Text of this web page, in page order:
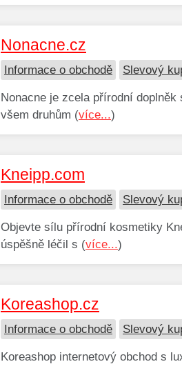
Nonacne.cz
Informace o obchodě Slevový
Nonacne je zcela přírodní
všem druhům (více...)
Kneipp.com
Informace o obchodě Slevový
Objevte sílu přírodní kosmetiky
úspěšně léčil s (více...)
Koreashop.cz
Informace o obchodě Slevový
Koreashop internetový obchod s